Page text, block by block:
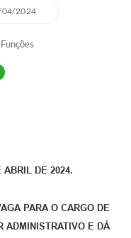
2024
ABRIL DE 2024.
PARA O CARGO DE
ADMINISTRATIVO E DÁ